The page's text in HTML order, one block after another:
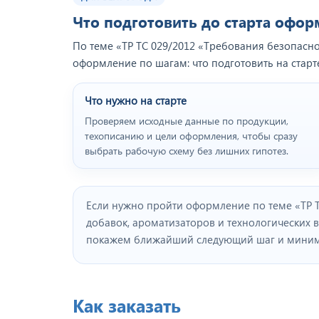
Что подготовить до старта
По теме «ТР ТС 029/2012 «Требования
оформление по шагам: что подготовить на
Что нужно на старте
Проверяем исходные данные по продукции,
техописанию и цели оформления, чтобы сразу
выбрать рабочую схему без лишних гипотез.
Если нужно пройти оформление по теме «ТР
добавок, ароматизаторов и
покажем ближайший следующий шаг и
Как заказать